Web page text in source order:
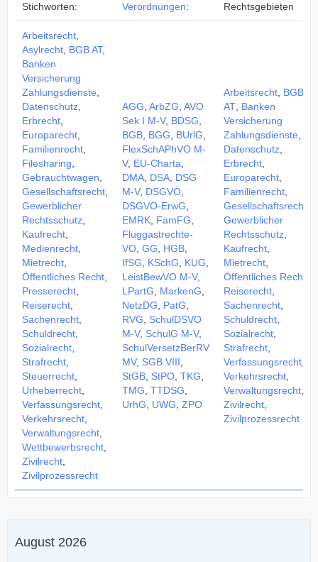
Stichworten:
Verordnungen:
Rechtsgebieten
Arbeitsrecht,
Asylrecht, BGB AT,
Banken
Versicherung
Zahlungsdienste,
Datenschutz,
Erbrecht,
Europarecht,
Familienrecht,
Filesharing,
Gebrauchtwagen,
Gesellschaftsrecht,
Gewerblicher
Rechtsschutz,
Kaufrecht,
Medienrecht,
Mietrecht,
Öffentliches Recht,
Presserecht,
Reiserecht,
Sachenrecht,
Schuldrecht,
Sozialrecht,
Strafrecht,
Steuerrecht,
Urheberrecht,
Verfassungsrecht,
Verkehrsrecht,
Verwaltungsrecht,
Wettbewerbsrecht,
Zivilrecht,
Zivilprozessrecht
AGG, ArbZG, AVO
Sek I M-V, BDSG,
BGB, BGG, BUrlG,
FlexSchAPhVO M-
V, EU-Charta,
DMA, DSA, DSG
M-V, DSGVO,
DSGVO-ErwG,
EMRK, FamFG,
Fluggastrechte-
VO, GG, HGB,
IfSG, KSchG, KUG,
LeistBewVO M-V,
LPartG, MarkenG,
NetzDG, PatG,
RVG, SchulDSVO
M-V, SchulG M-V,
SchulVersetzBerRV
MV, SGB VIII,
StGB, StPO, TKG,
TMG, TTDSG,
UrhG, UWG, ZPO
Arbeitsrecht, BGB
AT, Banken
Versicherung
Zahlungsdienste,
Datenschutz,
Erbrecht,
Europarecht,
Familienrecht,
Gesellschaftsrecht
Gewerblicher
Rechtsschutz,
Kaufrecht,
Mietrecht,
Öffentliches Recht
Reiserecht,
Sachenrecht,
Schuldrecht,
Sozialrecht,
Strafrecht,
Verfassungsrecht,
Verkehrsrecht,
Verwaltungsrecht,
Zivilrecht,
Zivilprozessrecht
August 2026